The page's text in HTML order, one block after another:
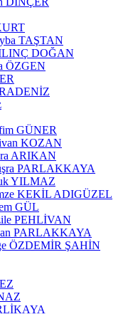
TAŞTAN
DOĞAN
ÖZGEN
GÜNER
KOZAN
ARIKAN
PARLAKKAYA
YILMAZ
KEKİL ADIGÜZEL
GÜL
PEHLİVAN
PARLAKKAYA
ÖZDEMİR ŞAHİN